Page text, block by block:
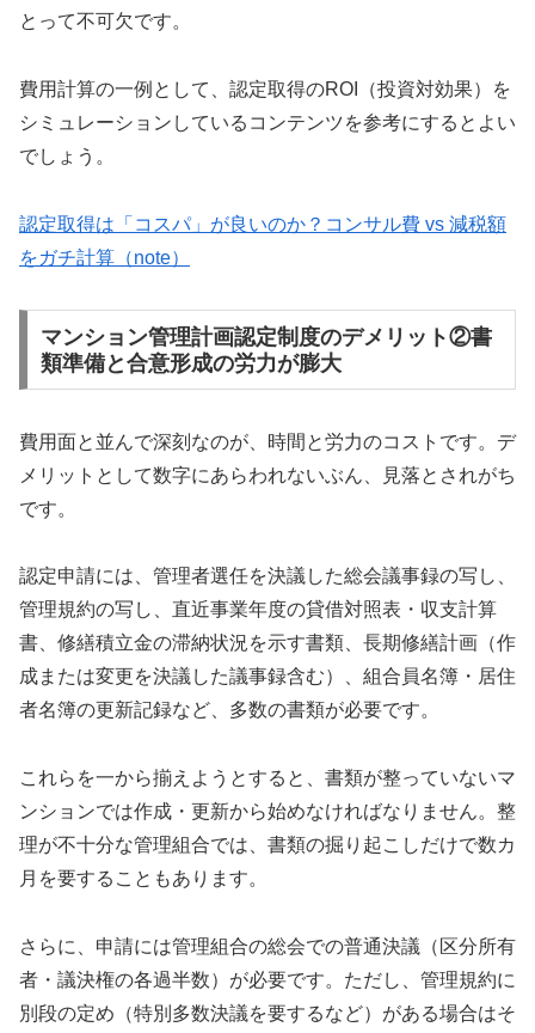
とって不可欠です。
費用計算の一例として、認定取得のROI（投資対効果）を
シミュレーションしているコンテンツを参考にするとよい
でしょう。
認定取得は「コスパ」が良いのか？コンサル費 vs 減税額
をガチ計算（note）
マンション管理計画認定制度のデメリット②書
類準備と合意形成の労力が膨大
費用面と並んで深刻なのが、時間と労力のコストです。デ
メリットとして数字にあらわれないぶん、見落とされがち
です。
認定申請には、管理者選任を決議した総会議事録の写し、
管理規約の写し、直近事業年度の貸借対照表・収支計算
書、修繕積立金の滞納状況を示す書類、長期修繕計画（作
成または変更を決議した議事録含む）、組合員名簿・居住
者名簿の更新記録など、多数の書類が必要です。
これらを一から揃えようとすると、書類が整っていないマ
ンションでは作成・更新から始めなければなりません。整
理が不十分な管理組合では、書類の掘り起こしだけで数カ
月を要することもあります。
さらに、申請には管理組合の総会での普通決議（区分所有
者・議決権の各過半数）が必要です。ただし、管理規約に
別段の定め（特別多数決議を要するなど）がある場合はそ